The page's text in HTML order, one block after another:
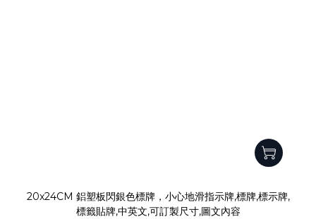
20x24CM 鋁塑板閃銀色標牌，小心地滑指示牌,標牌,標示牌,
標籤貼牌,中英文,可訂製尺寸,圖文內容